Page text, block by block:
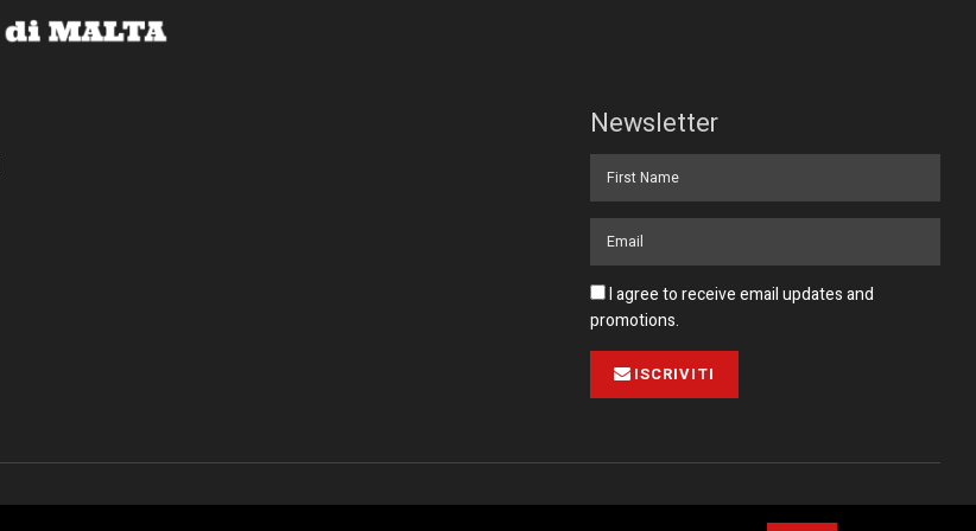
Newsletter
I agree to receive email updates and
promotions.
ISCRIVITI
Pubblicità Collabora con noi Contatto Privacy Policy